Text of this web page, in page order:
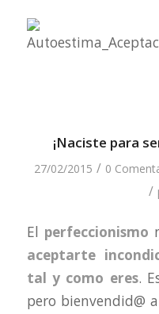
¡Naciste para
27/02/2015 / 0
/
El perfeccionismo
aceptarte
tal y como eres.
pero bienvendid@